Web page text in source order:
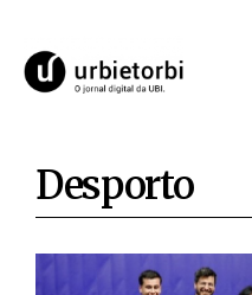
Desporto